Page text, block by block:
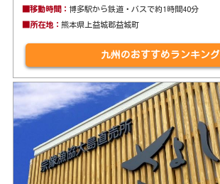
■移動時間：博多駅から鉄道・バスで約1時間40分
■所在地：熊本県上益城郡益城町
九州のおすすめランキング